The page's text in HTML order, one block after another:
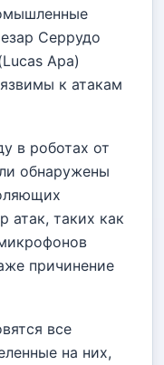
Серрудо
Apa)
к атакам
в роботах от
обнаружены
атак, таких как
причинение
все
на них,